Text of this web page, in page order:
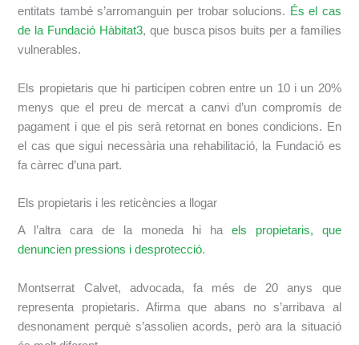
entitats també s’arromanguin per trobar solucions. És el cas
de la Fundació Hàbitat3, que busca pisos buits per a famílies
vulnerables.
Els propietaris que hi participen cobren entre un 10 i un 20%
menys que el preu de mercat a canvi d’un compromís de
pagament i que el pis serà retornat en bones condicions. En
el cas que sigui necessària una rehabilitació, la Fundació es
fa càrrec d’una part.
Els propietaris i les reticències a llogar
A l’altra cara de la moneda hi ha els propietaris, que
denuncien pressions i desprotecció.
Montserrat Calvet, advocada, fa més de 20 anys que
representa propietaris. Afirma que abans no s’arribava al
desnonament perquè s’assolien acords, però ara la situació